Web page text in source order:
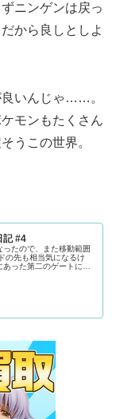
ニンゲンは戻っ
から良しとしよ
良いんじゃ……。
モンもたくさん
うこの世界。
記 #4
ったので、また移動範囲
った第二のゲートに入